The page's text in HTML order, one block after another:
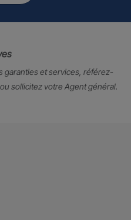
garanties et services, référez-
sollicitez votre Agent général.